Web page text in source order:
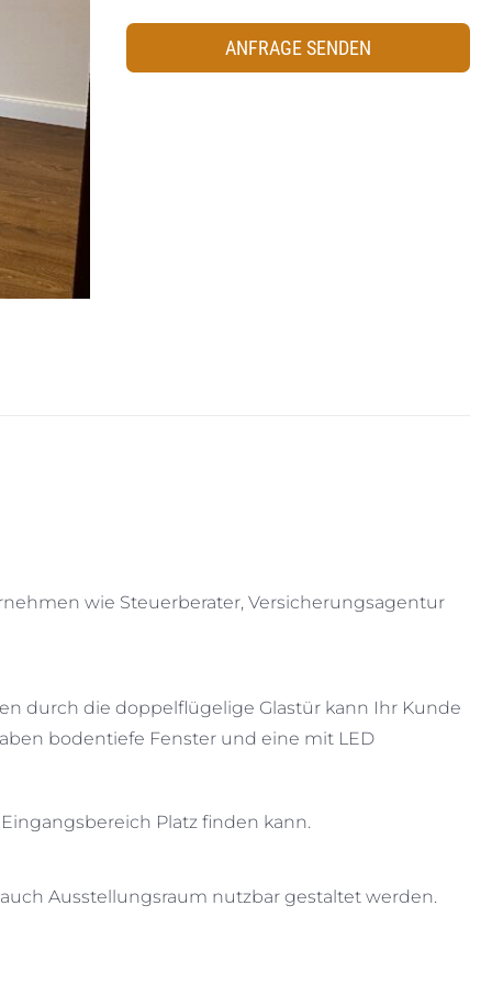
ANFRAGE SENDEN
wie Steuerberater, Versicherungsagentur
durch die doppelflügelige Glastür kann Ihr Kunde
bodentiefe Fenster und eine mit LED
Platz finden kann.
Ausstellungsraum nutzbar gestaltet werden.